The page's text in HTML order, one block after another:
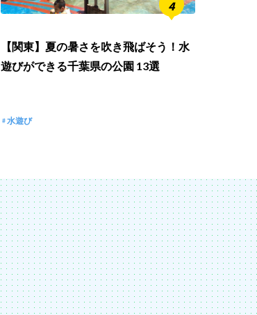
【関東】夏の暑さを吹き飛ばそう！水
遊びができる千葉県の公園 13選
水遊び